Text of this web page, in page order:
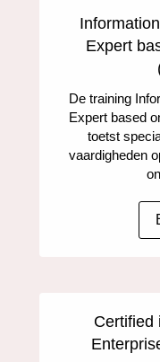
Expert
De training
Expert based
toetst
vaardigheden
Certified